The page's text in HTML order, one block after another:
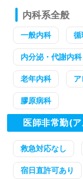
内科系全般
一般内科 循
内分泌・代謝内科
老年内科
膠原病科
医師非常勤(
救急対応なし
宿日直許可あり